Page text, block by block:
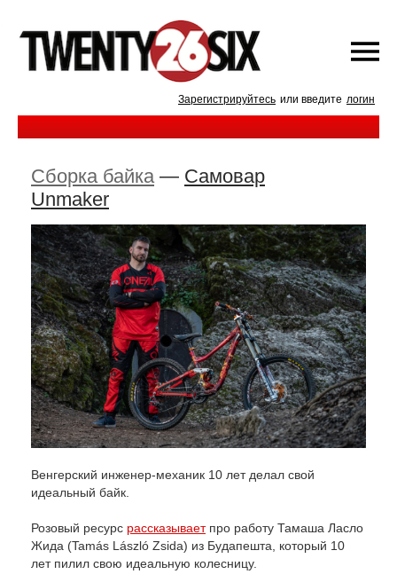
Зарегистрируйтесь или введите логин
Сборка байка— Самовар
Unmaker
Венгерский инженер-механик 10 лет делал свой
идеальный байк.
Розовый ресурс рассказываетпро работу Тамаша Ласло
Жида (Tamás László Zsida) из Будапешта, который 10
лет пилил свою идеальную колесницу.